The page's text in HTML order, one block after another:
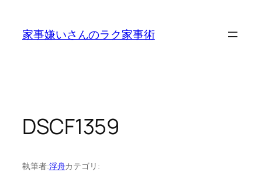
家事嫌いさんのラク家事術
DSCF1359
執筆者:浮舟カテゴリ: